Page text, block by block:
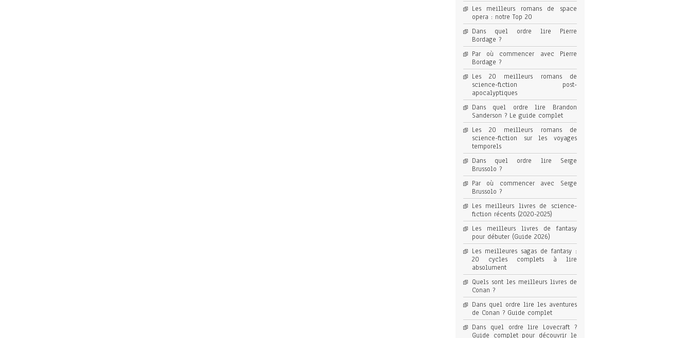
Les meilleurs romans de space
opera : notre Top 20
Dans quel ordre lire Pierre
Bordage ?
Par où commencer avec Pierre
Bordage ?
Les 20 meilleurs romans de
science-fiction post-
apocalyptiques
Dans quel ordre lire Brandon
Sanderson ? Le guide complet
Les 20 meilleurs romans de
science-fiction sur les voyages
temporels
Dans quel ordre lire Serge
Brussolo ?
Par où commencer avec Serge
Brussolo ?
Les meilleurs livres de science-
fiction récents (2020-2025)
Les meilleurs livres de fantasy
pour débuter (Guide 2026)
Les meilleures sagas de fantasy :
20 cycles complets à lire
absolument
Quels sont les meilleurs livres de
Conan ?
Dans quel ordre lire les aventures
de Conan ? Guide complet
Dans quel ordre lire Lovecraft ?
Guide complet pour découvrir le